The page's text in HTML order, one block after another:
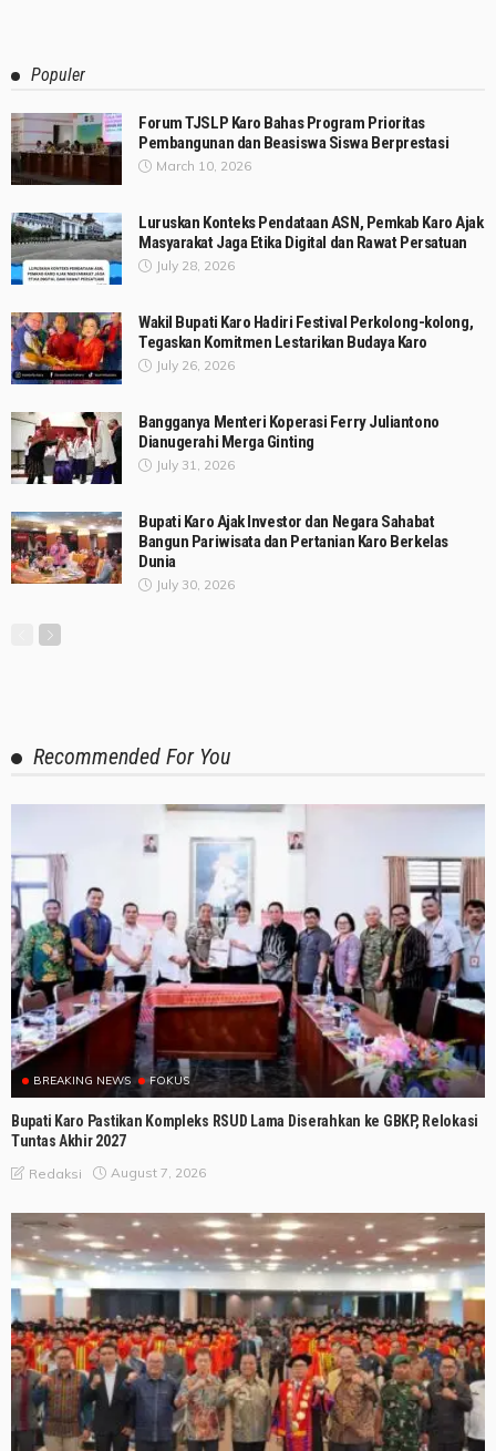
Populer
Forum TJSLP Karo Bahas Program Prioritas
Pembangunan dan Beasiswa Siswa Berprestasi
March 10, 2026
Luruskan Konteks Pendataan ASN, Pemkab Karo Ajak
Masyarakat Jaga Etika Digital dan Rawat Persatuan
July 28, 2026
Wakil Bupati Karo Hadiri Festival Perkolong-kolong,
Tegaskan Komitmen Lestarikan Budaya Karo
July 26, 2026
Bangganya Menteri Koperasi Ferry Juliantono
Dianugerahi Merga Ginting
July 31, 2026
Bupati Karo Ajak Investor dan Negara Sahabat
Bangun Pariwisata dan Pertanian Karo Berkelas
Dunia
July 30, 2026
Recommended For You
BREAKING NEWS FOKUS
Bupati Karo Pastikan Kompleks RSUD Lama Diserahkan ke GBKP, Relokasi
Tuntas Akhir 2027
Redaksi August 7, 2026